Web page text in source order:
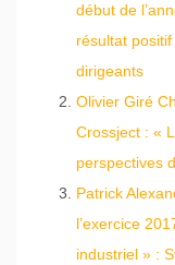
début de
résultat
dirigeants
Olivier Giré
Crossject : «
perspectives
Patrick
l’exercice
industriel » :